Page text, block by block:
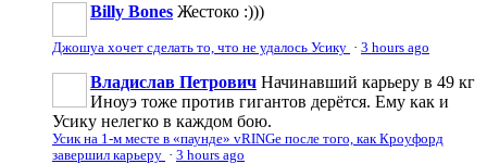
Billy Bones Жестоко :)))
Джошуа хочет сделать то, что не удалось Усику · 3 hours ago
Владислав Петрович Начинавший карьеру в 49 кг
Иноуэ тоже против гигантов дерётся. Ему как и
Усику нелегко в каждом бою.
Усик на 1-м месте в «паунде» vRINGe после того, как Кроуфорд
завершил карьеру · 3 hours ago